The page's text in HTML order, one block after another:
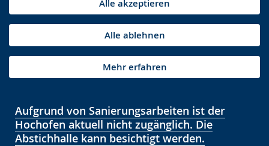
Alle akzeptieren
Alle ablehnen
Mehr erfahren
Aufgrund von Sanierungsarbeiten ist der
Hochofen aktuell nicht zugänglich. Die
Abstichhalle kann besichtigt werden.